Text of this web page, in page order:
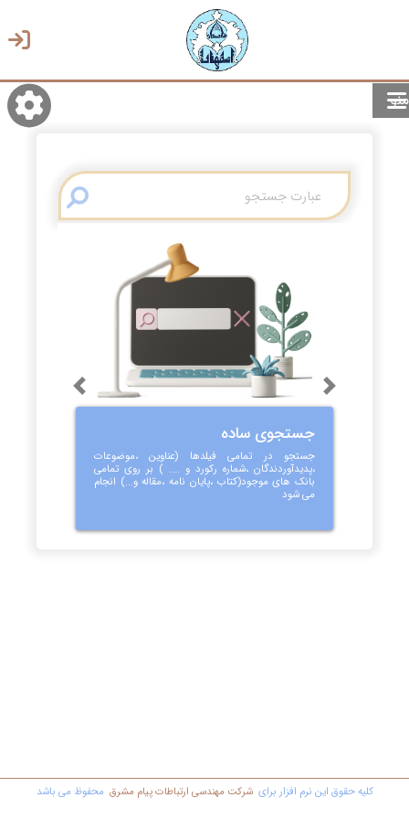
منو
انتخاب زبان
جستجوی ساده
جستجو در تمامی فیلدها (عناوین ،موضوعات
،پدیدآوردندگان ،شماره رکورد و .... ) بر روی تمامی
بانک های موجود(کتاب ،پایان نامه ،مقاله و...) انجام
می شود
Previous Next
کليه حقوق اين نرم افزار برای شرکت مهندسي ارتباطات پیام مشرق محفوظ مي باشد